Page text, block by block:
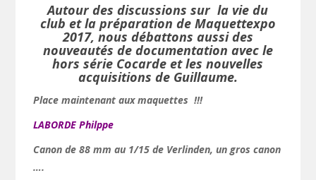
Autour des discussions sur la vie du
club et la préparation de Maquettexpo
2017, nous débattons aussi des
nouveautés de documentation avec le
hors série Cocarde et les nouvelles
acquisitions de Guillaume.
Place maintenant aux maquettes !!!
LABORDE Philppe
Canon de 88 mm au 1/15 de Verlinden, un gros canon
….